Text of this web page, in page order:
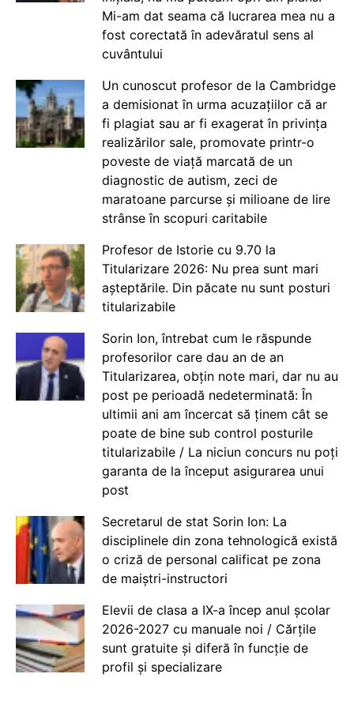
Mi-am dat seama că lucrarea mea nu a
fost corectată în adevăratul sens al
cuvântului
Un cunoscut profesor de la Cambridge
a demisionat în urma acuzațiilor că ar
fi plagiat sau ar fi exagerat în privința
realizărilor sale, promovate printr-o
poveste de viață marcată de un
diagnostic de autism, zeci de
maratoane parcurse și milioane de lire
strânse în scopuri caritabile
Profesor de Istorie cu 9.70 la
Titularizare 2026: Nu prea sunt mari
așteptările. Din păcate nu sunt posturi
titularizabile
Sorin Ion, întrebat cum le răspunde
profesorilor care dau an de an
Titularizarea, obțin note mari, dar nu au
post pe perioadă nedeterminată: În
ultimii ani am încercat să ținem cât se
poate de bine sub control posturile
titularizabile / La niciun concurs nu poți
garanta de la început asigurarea unui
post
Secretarul de stat Sorin Ion: La
disciplinele din zona tehnologică există
o criză de personal calificat pe zona
de maiștri-instructori
Elevii de clasa a IX-a încep anul școlar
2026-2027 cu manuale noi / Cărțile
sunt gratuite și diferă în funcție de
profil și specializare